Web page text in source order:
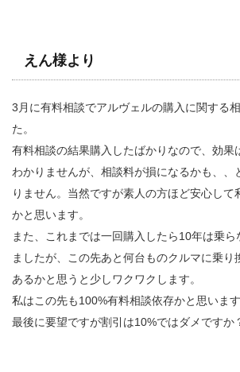
えん様より
3月に有料相談でアルヴェルの購入に関する
た。
有料相談の結果購入したばかりなので、効果
わかりませんが、相談料が損になるかも、、
りません。当然ですが素人の方ほど安心して
かと思います。
また、これまでは一回購入したら10年は乗
ましたが、この先あと何台ものクルマに乗り
あるかと思うと少しワクワクします。
私はこの先も100%有料相談依存かと思います
最後に要望ですが割引は10%ではダメですか